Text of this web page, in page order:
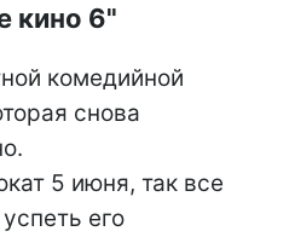
кино 6"
комедийной
снова
5 июня, так все
его